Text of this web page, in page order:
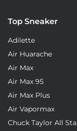
Top Sneaker
Adilette
Air Huarache
Air Max
Air Max 95
Air Max Plus
Air Vapormax
Chuck Taylor All